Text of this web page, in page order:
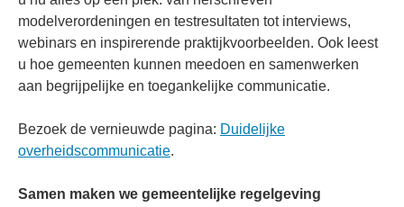
modelverordeningen en testresultaten tot interviews,
webinars en inspirerende praktijkvoorbeelden. Ook leest
u hoe gemeenten kunnen meedoen en samenwerken
aan begrijpelijke en toegankelijke communicatie.
Bezoek de vernieuwde pagina: Duidelijke
overheidscommunicatie.
Samen maken we gemeentelijke regelgeving